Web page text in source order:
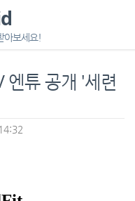
아보세요!
엔튜 공개 '세련